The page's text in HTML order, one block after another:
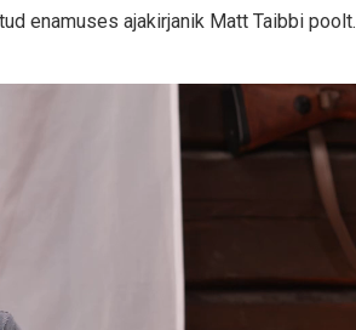
enamuses ajakirjanik Matt Taibbi poolt.